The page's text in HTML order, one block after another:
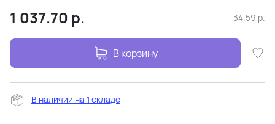
1 037.70 р. 34.59 р.
В корзину
В наличии на 1 складе